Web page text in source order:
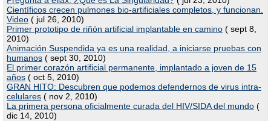
Científicos crecen pulmones bio-artificiales completos, y funcionan.
Video ( jul 26, 2010)
Primer prototipo de riñón artificial implantable en camino ( sept 8,
2010)
Animación Suspendida ya es una realidad, a iniciarse pruebas con
humanos ( sept 30, 2010)
El primer corazón artificial permanente, implantado a joven de 15
años ( oct 5, 2010)
GRAN HITO: Descubren que podemos defendernos de virus intra-
celulares ( nov 2, 2010)
La primera persona oficialmente curada del HIV/SIDA del mundo (
dic 14, 2010)